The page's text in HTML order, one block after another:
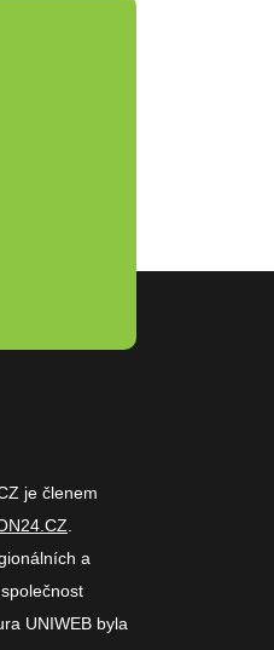
je členem
a
UNIWEB byla